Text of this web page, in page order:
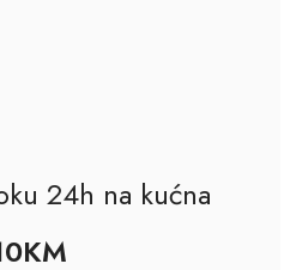
24h na kućna